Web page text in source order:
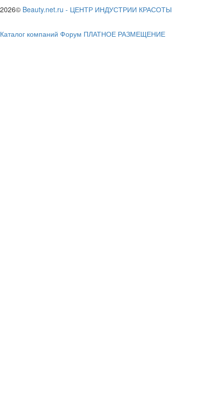
2026© Beauty.net.ru - ЦЕНТР ИНДУСТРИИ КРАСОТЫ
Каталог компаний Форум ПЛАТНОЕ РАЗМЕЩЕНИЕ